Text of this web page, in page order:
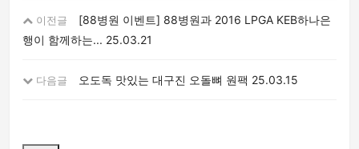
이전글
[88병원 이벤트] 88병원과 2016 LPGA KEB하나은
행이 함께하는... 25.03.21
다음글 오도독 맛있는 대구진 오돌뼈 원팩 25.03.15